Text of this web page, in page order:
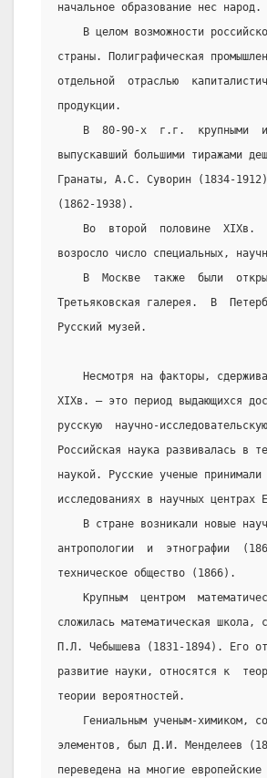
начальное образование нес народ.
В целом возможности
страны. Полиграфическая
отдельной  отраслью
продукции.
В  80-90-х  г.г.  крупными
выпускавший большими тиражами
Гранаты, А.С. Суворин (1834-
(1862-1938).
Во  второй  половине  XIXв.
возросло число специальных,
В  Москве  также  были
Третьяковская галерея.  В
Русский музей.
Несмотря на факторы,
XIXв. – это период выдающихся
русскую  научно-
Российская наука развивалась в
наукой. Русские ученые
исследованиях в научных центрах
В стране возникали новые
антропологии  и  этнографии
техническое общество (1866).
Крупным  центром
сложилась математическая
П.Л. Чебышева (1831-1894). Его
развитие науки, относятся к
теории вероятностей.
Гениальным ученым-химиком,
элементов, был Д.И. Менделеев
переведена на многие